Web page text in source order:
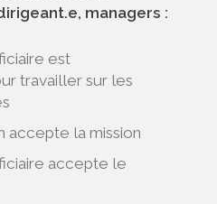
managers :
est
travailler sur les
accepte la mission
accepte le